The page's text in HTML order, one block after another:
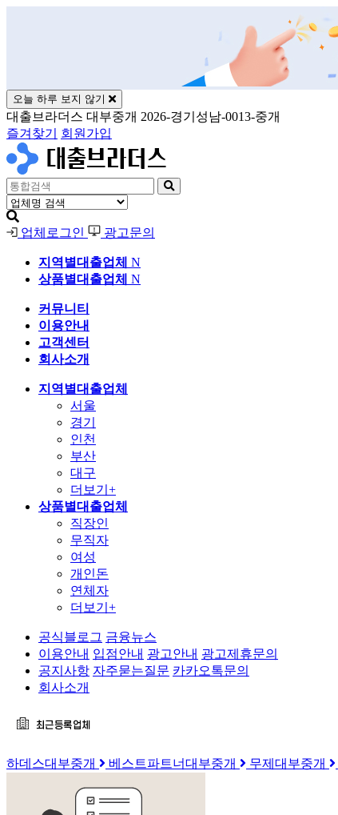
오늘 하루 보지 않기
대출브라더스 대부중개 2026-경기성남-0013-중개
즐겨찾기
회원가입
업체로그인 광고문의
지역별대출업체 N
상품별대출업체 N
커뮤니티
이용안내
고객센터
회사소개
지역별대출업체
서울
경기
인천
부산
대구
더보기+
상품별대출업체
직장인
무직자
여성
개인돈
연체자
더보기+
공식블로그 금융뉴스
이용안내 입점안내 광고안내 광고제휴문의
공지사항 자주묻는질문 카카오톡문의
회사소개
하데스대부중개 베스트파트너대부중개 무제대부중개